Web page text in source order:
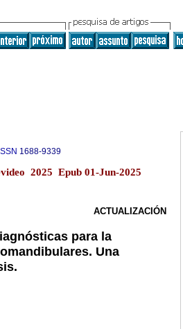
ISSN 1688-9339
2025 Epub 01-Jun-2025
ACTUALIZACIÓN
para la
Una